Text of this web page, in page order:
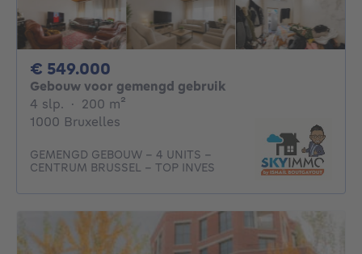
€ 549.000
Gebouw voor gemengd gebruik
4 slp. 4 slaapkamers
· 200 m²
1000 Bruxelles
GEMENGD GEBOUW – 4 UNITS –
CENTRUM BRUSSEL – TOP INVES